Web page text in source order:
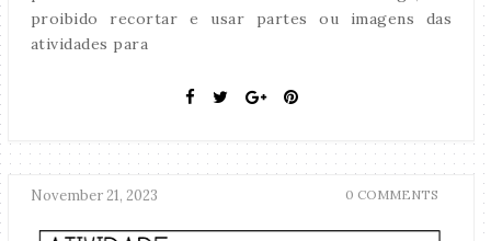
proibido recortar e usar partes ou imagens das
atividades para
November 21, 2023 0 COMMENTS